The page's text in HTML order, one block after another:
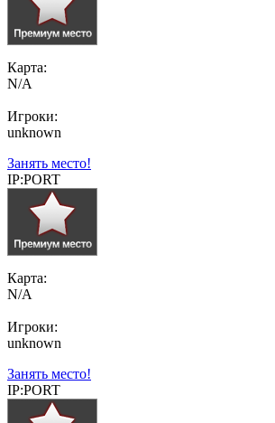
Карта:
N/A
Игроки:
unknown
Занять место!
IP:PORT
Карта:
N/A
Игроки:
unknown
Занять место!
IP:PORT